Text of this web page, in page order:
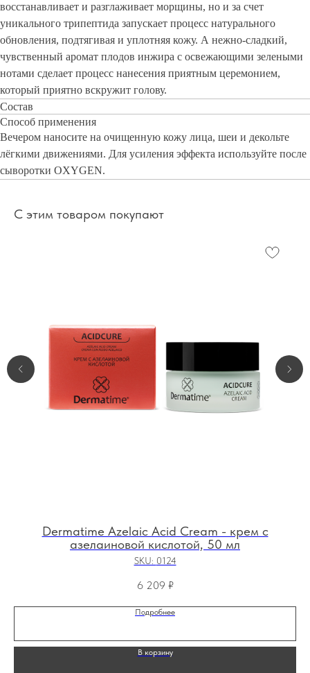
восстанавливает и разглаживает морщины, но и за счет
уникального трипептида запускает процесс натурального
обновления, подтягивая и уплотняя кожу. А нежно-сладкий,
чувственный аромат плодов инжира с освежающими зелеными
нотами сделает процесс нанесения приятным церемонием,
который приятно вскружит голову.
Состав
Способ применения
Вечером наносите на очищенную кожу лица, шеи и декольте
лёгкими движениями. Для усиления эффекта используйте после
сыворотки OXYGEN.
С этим товаром покупают
Dermatime Azelaic Acid Cream - крем с
азелаиновой кислотой, 50 мл
SKU: 0124
6 209 ₽
Подробнее
В корзину